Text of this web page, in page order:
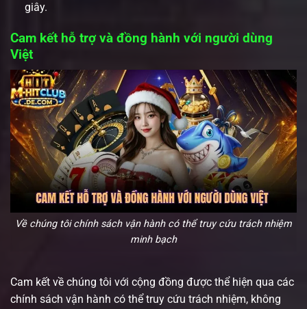
giây.
Cam kết hỗ trợ và đồng hành với người dùng
Việt
Về chúng tôi chính sách vận hành có thể truy cứu trách nhiệm
minh bạch
Cam kết về chúng tôi với cộng đồng được thể hiện qua các
chính sách vận hành có thể truy cứu trách nhiệm, không